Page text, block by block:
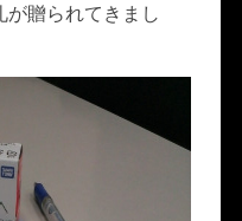
贈られてきまし